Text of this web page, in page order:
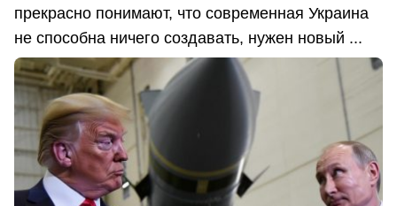
прекрасно понимают, что современная Украина
не способна ничего создавать, нужен новый ...